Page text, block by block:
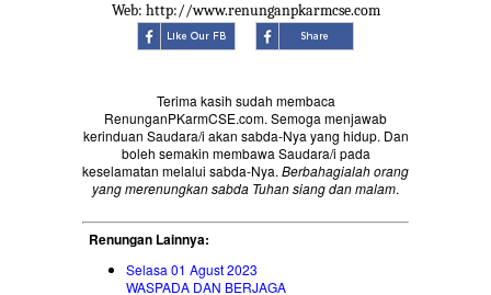
Web: http://www.renunganpkarmcse.com
Terima kasih sudah membaca
RenunganPKarmCSE.com. Semoga menjawab
kerinduan Saudara/i akan sabda-Nya yang hidup. Dan
boleh semakin membawa Saudara/i pada
keselamatan melalui sabda-Nya. Berbahagialah orang
yang merenungkan sabda Tuhan siang dan malam.
Renungan Lainnya:
Selasa 01 Agust 2023
WASPADA DAN BERJAGA